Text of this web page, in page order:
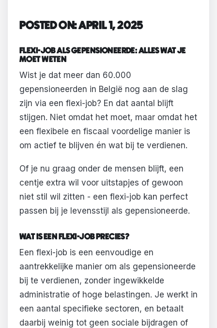
POSTED ON: APRIL 1, 2025
FLEXI-JOB ALS GEPENSIONEERDE: ALLES WAT JE
MOET WETEN
Wist je dat meer dan 60.000
gepensioneerden in België nog aan de slag
zijn via een flexi-job? En dat aantal blijft
stijgen. Niet omdat het moet, maar omdat het
een flexibele en fiscaal voordelige manier is
om actief te blijven én wat bij te verdienen.
Of je nu graag onder de mensen blijft, een
centje extra wil voor uitstapjes of gewoon
niet stil wil zitten - een flexi-job kan perfect
passen bij je levensstijl als gepensioneerde.
WAT IS EEN FLEXI-JOB PRECIES?
Een flexi-job is een eenvoudige en
aantrekkelijke manier om als gepensioneerde
bij te verdienen, zonder ingewikkelde
administratie of hoge belastingen. Je werkt in
een aantal specifieke sectoren, en betaalt
daarbij weinig tot geen sociale bijdragen of